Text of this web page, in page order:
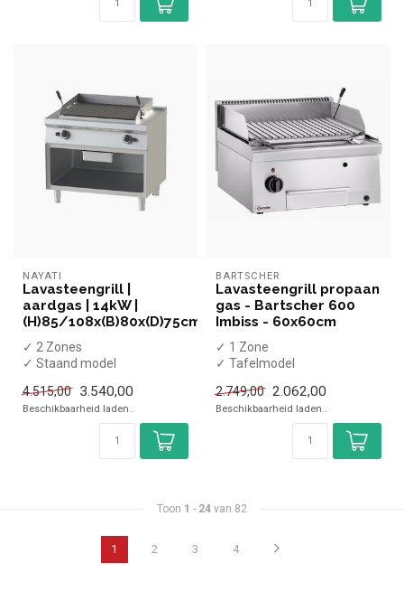
NAYATI
Lavasteengrill |
aardgas | 14kW |
(H)85/108x(B)80x(D)75cm
✓ 2 Zones
✓ Staand model
✓ Gas
4.515,00 3.540,00
Beschikbaarheid laden..
BARTSCHER
Lavasteengrill propaan
gas - Bartscher 600
Imbiss - 60x60cm
✓ 1 Zone
✓ Tafelmodel
✓ Propaan
2.749,00 2.062,00
Beschikbaarheid laden..
Toon 1 - 24 van 82
1 2 3 4